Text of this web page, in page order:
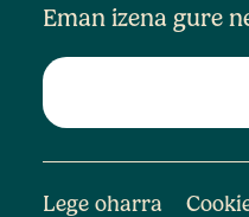
Eman izena gure
Lege oharra